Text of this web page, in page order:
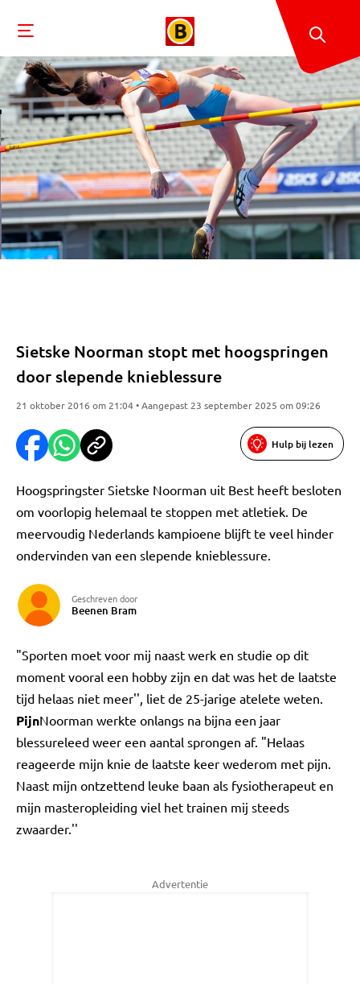
Sietske Noorman stopt met hoogspringen
door slepende knieblessure
21 oktober 2016 om 21:04 • Aangepast 23 september 2025 om 09:26
Hulp bij lezen
Hoogspringster Sietske Noorman uit Best heeft besloten
om voorlopig helemaal te stoppen met atletiek. De
meervoudig Nederlands kampioene blijft te veel hinder
ondervinden van een slepende knieblessure.
Geschreven door
Beenen Bram
"Sporten moet voor mij naast werk en studie op dit
moment vooral een hobby zijn en dat was het de laatste
tijd helaas niet meer'', liet de 25-jarige atelete weten.
PijnNoorman werkte onlangs na bijna een jaar
blessureleed weer een aantal sprongen af. "Helaas
reageerde mijn knie de laatste keer wederom met pijn.
Naast mijn ontzettend leuke baan als fysiotherapeut en
mijn masteropleiding viel het trainen mij steeds
zwaarder.''
Advertentie